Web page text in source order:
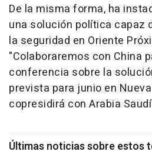
De la misma forma, ha
una solución política capaz
la seguridad en Oriente
"Colaboraremos con China
conferencia sobre la
prevista para junio en
copresidirá con Arabia
Últimas noticias sobre estos